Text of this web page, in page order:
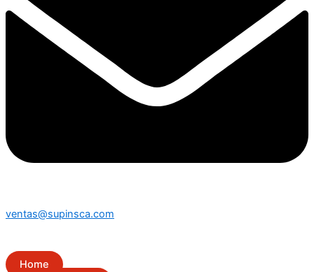
ventas@supinsca.com
Home